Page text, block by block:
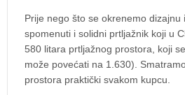
Prije nego što se okrenemo dizajnu
spomenuti i solidni prtljažnik koji u
580 litara prtljažnog prostora, koji
može povećati na 1.630).
prostora praktički svakom kupcu.